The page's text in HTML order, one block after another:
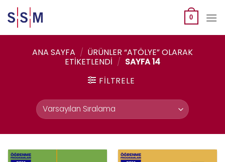
to
content
0
ANA SAYFA / ÜRÜNLER “ATÖLYE” OLARAK
ETIKETLENDI / SAYFA 14
FILTRELE